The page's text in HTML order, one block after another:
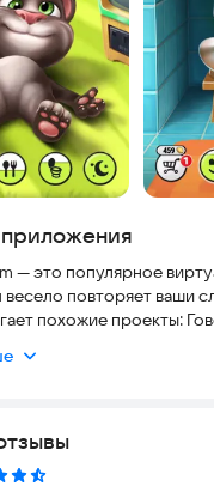
— это популярное
весело повторяет ваши
похожие проекты:
его дом.